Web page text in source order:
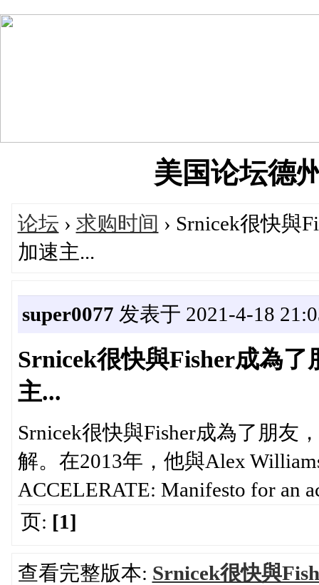
美国论坛德
论坛 › 求购时间 › Srnicek很快與
加速主...
super0077 发表于 2021-4-18
Srnicek很快與Fisher成為
主...
Srnicek很快與Fisher成為了朋友
解。在2013年，他與Alex
ACCELERATE: Manifesto for an
页: [1]
查看完整版本: Srnicek很快與